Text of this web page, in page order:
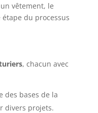
vêtement, le
du processus
, chacun avec
des bases de la
divers projets.